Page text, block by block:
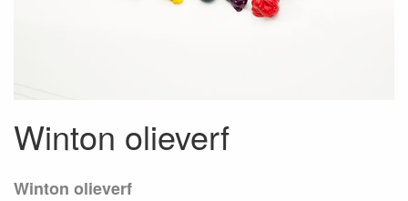
Winton olieverf
Winton olieverf